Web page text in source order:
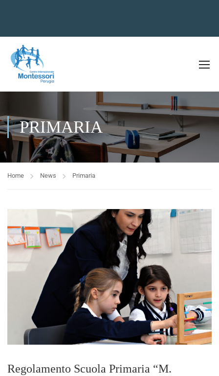
PRIMARIA
Home News Primaria
Regolamento Scuola Primaria “M.